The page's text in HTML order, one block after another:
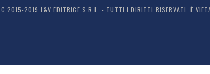
2019 L&V EDITRICE S.R.L. - TUTTI I DIRITTI RISERVATI. È